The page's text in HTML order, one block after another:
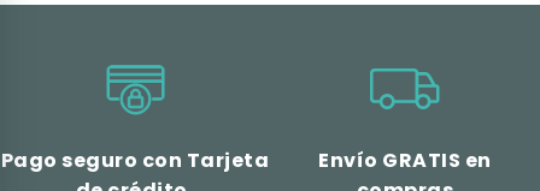
Pago seguro con Tarjeta
Envío GRATIS en